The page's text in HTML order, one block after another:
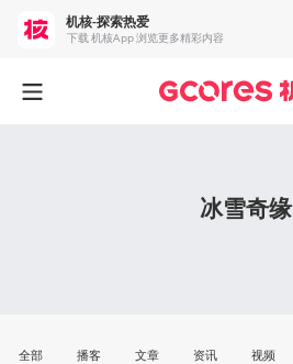
冰雪奇缘
全部 播客 文章 资讯 视频
机核-探索热爱
下载 机核App 浏览更多精彩内容